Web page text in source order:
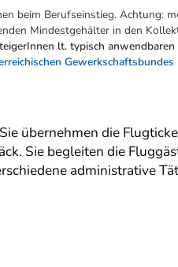
beim Berufseinstieg. Achtung:
Mindestgehälter in den
lt. typisch
Gewerkschaftsbundes
übernehmen die
Sie begleiten die
administrative